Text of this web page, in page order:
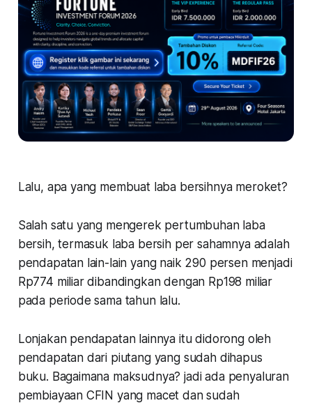
Lalu, apa yang membuat laba bersihnya meroket?
Salah satu yang mengerek pertumbuhan laba
bersih, termasuk laba bersih per sahamnya adalah
pendapatan lain-lain yang naik 290 persen menjadi
Rp774 miliar dibandingkan dengan Rp198 miliar
pada periode sama tahun lalu.
Lonjakan pendapatan lainnya itu didorong oleh
pendapatan dari piutang yang sudah dihapus
buku. Bagaimana maksudnya? jadi ada penyaluran
pembiayaan CFIN yang macet dan sudah